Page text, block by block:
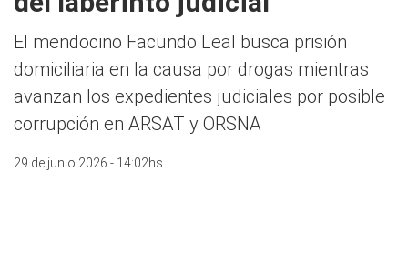
El mendocino Facundo Leal busca prisión
domiciliaria en la causa por drogas mientras
avanzan los expedientes judiciales por posible
corrupción en ARSAT y ORSNA
29 de junio 2026 - 14:02hs